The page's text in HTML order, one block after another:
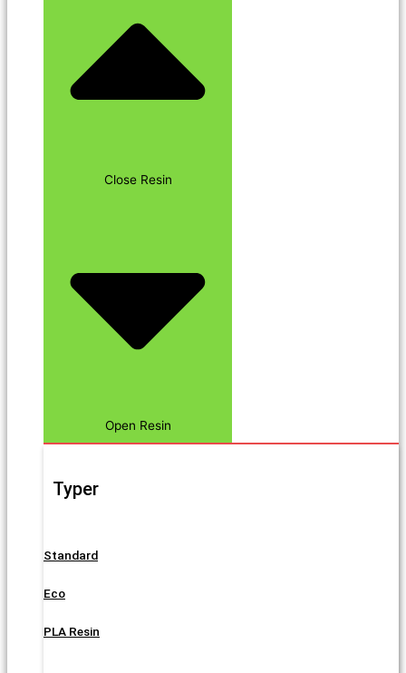
Close Resin
Open Resin
Typer
Standard
Eco
PLA Resin